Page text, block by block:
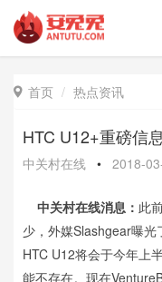
 首页 热点资讯
HTC U12+重磅信
中关村在线 • 2018-
中关村在线消息： 此
少，外媒Slashgear曝
HTC U12将会于今年上
能不存在。现在